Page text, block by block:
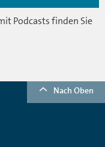
Podcasts finden Sie
Nach Oben